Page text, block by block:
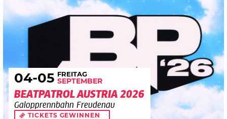
04-05 FREITAG
SEPTEMBER
BEATPATROL AUSTRIA 2026
Galopprennbahn Freudenau
TICKETS GEWINNEN